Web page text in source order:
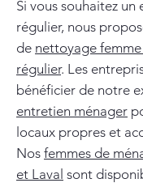
Si vous souhaitez un
régulier, nous
de nettoyage
régulier. Les
bénéficier de notre
entretien ménager
locaux propres et
Nos femmes de
et Laval sont